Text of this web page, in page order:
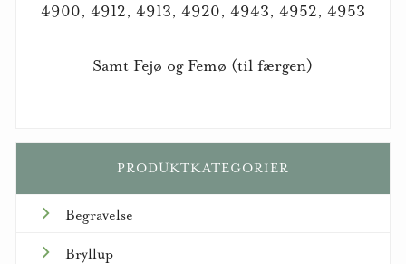
4900, 4912, 4913, 4920, 4943, 4952, 4953
Samt Fejø og Femø (til færgen)
PRODUKTKATEGORIER
Begravelse
Bryllup